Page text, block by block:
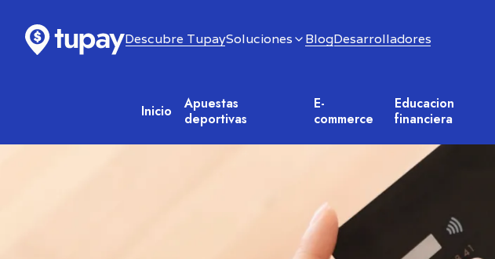
Descubre TupaySoluciones
BlogDesarrolladores
Inicio
Apuestas
deportivas
E-
commerce
Educacion
financiera